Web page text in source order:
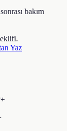
bakım
Yaz
+